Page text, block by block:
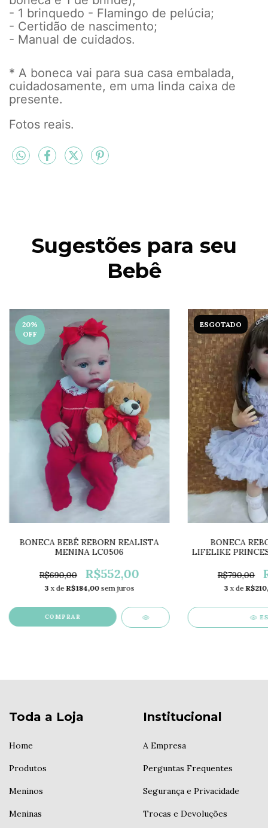
- 1 brinquedo - Flamingo de pelúcia;
- Certidão de nascimento;
- Manual de cuidados.
* A boneca vai para sua casa embalada,
cuidadosamente, em uma linda caixa de
presente.
Fotos reais.
Sugestões para seu
Bebê
20%
OFF
BONECA BEBÊ REBORN REALISTA
MENINA LC0506
R$690,00 R$552,00
3 x deR$184,00 sem juros
ESGOTADO
BONECA
LIFELIKE
R$790,00
3 x de
Toda a Loja
Home
Produtos
Meninos
Meninas
Institucional
A Empresa
Perguntas Frequentes
Segurança e Privacidade
Trocas e Devoluções